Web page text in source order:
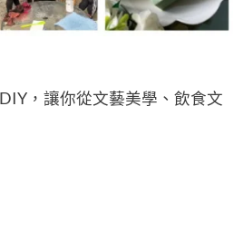
，讓你從文藝美學、飲食文